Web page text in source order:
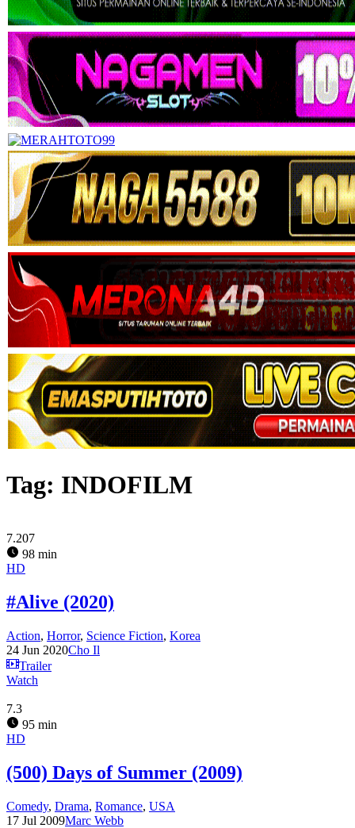
Tag: INDOFILM
7.207
98 min
HD
#Alive (2020)
Action, Horror, Science Fiction, Korea
24 Jun 2020Cho Il
Trailer
Watch
7.3
95 min
HD
(500) Days of Summer (2009)
Comedy, Drama, Romance, USA
17 Jul 2009Marc Webb